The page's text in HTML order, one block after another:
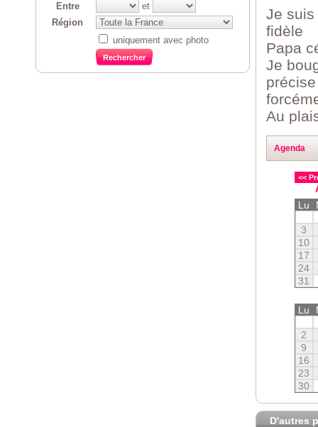
Je suis
fidèle
Papa
Je
Au
Agenda
<<
Lu
3
10
17
24
31
Lu
2
9
16
23
30
D'autres
Entre
et
Région
uniquement avec photo